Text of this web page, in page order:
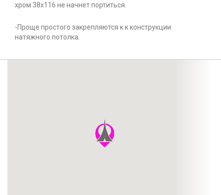
хром 38x116 не начнет портиться.
-Проще простого закрепляются к к конструкции
натяжного потолка.